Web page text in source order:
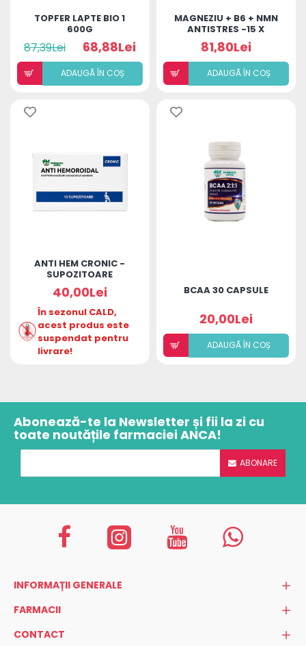
TOPFER LAPTE BIO 1
600G
87,39Lei 68,88Lei
ADAUGÃ ÎN COȘ
MAGNEZIU + B6 + NMN
ANTISTRES -15 X
MONODOZE
81,80Lei
ADAUGÃ ÎN COȘ
ANTI HEM CRONIC -
SUPOZITOARE
40,00Lei
În sezonul CALD,
acest produs este
suspendat pentru
livrare!
BCAA 30 CAPSULE
20,00Lei
ADAUGÃ ÎN COȘ
Abonează-te la Newsletter și fii la zi cu
toate noutățile farmaciei ANCA!
ABONARE
INFORMAȚII GENERALE
FARMACII
CONTACT